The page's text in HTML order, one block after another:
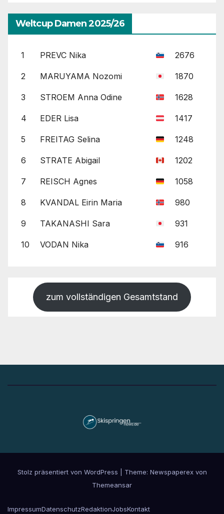
Weltcup Damen 2025/26
1 PREVC Nika 2676
2 MARUYAMA Nozomi 1870
3 STROEM Anna Odine 1628
4 EDER Lisa 1417
5 FREITAG Selina 1248
6 STRATE Abigail 1202
7 REISCH Agnes 1058
8 KVANDAL Eirin Maria 980
9 TAKANASHI Sara 931
10 VODAN Nika 916
zum vollständigen Gesamtstand
Stolz präsentiert von WordPress
Theme: Newspaperex von
Themeansar
ImpressumDatenschutzRedaktionJobsKontakt